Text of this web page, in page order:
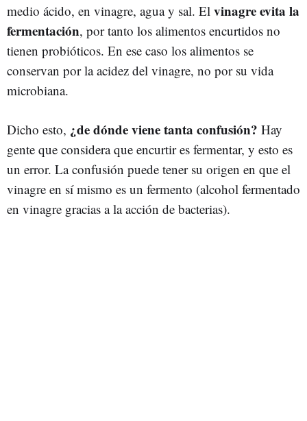
medio ácido, en vinagre, agua y sal. El vinagre evita la
fermentación, por tanto los alimentos encurtidos no
tienen probióticos. En ese caso los alimentos se
conservan por la acidez del vinagre, no por su vida
microbiana.
Dicho esto, ¿de dónde viene tanta confusión? Hay
gente que considera que encurtir es fermentar, y esto es
un error. La confusión puede tener su origen en que el
vinagre en sí mismo es un fermento (alcohol fermentado
en vinagre gracias a la acción de bacterias).